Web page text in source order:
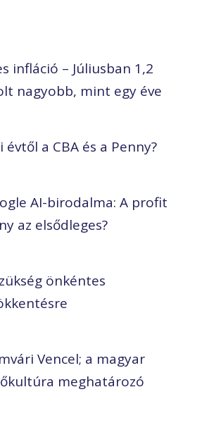
infláció – Júliusban 1,2
nagyobb, mint egy éve
a CBA és a Penny?
AI-birodalma: A profit
az elsődleges?
önkéntes
Vencel; a magyar
meghatározó